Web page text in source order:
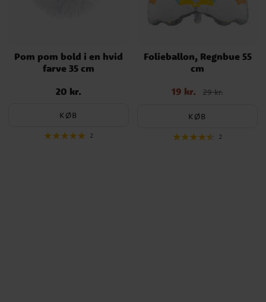
Pom pom bold i en hvid
farve 35 cm
Pris: 20 kr.
20 kr.
KØB
2
Folieballon, Regnbue 55
cm
:19 kr. Tidligere pris
19 kr. 29 kr.
KØB
2